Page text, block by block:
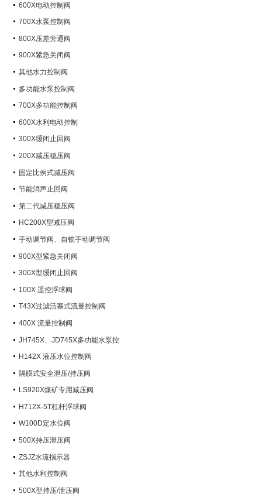
600X电动控制阀
700X水泵控制阀
800X压差旁通阀
900X紧急关闭阀
其他水力控制阀
多功能水泵控制阀
700X多功能控制阀
600X水利电动控制
300X缓闭止回阀
200X减压稳压阀
固定比例式减压阀
节能消声止回阀
第二代减压稳压阀
HC200X型减压阀
手动调节阀、自锁手动调节阀
900X型紧急关闭阀
300X型缓闭止回阀
100X 遥控浮球阀
T43X过滤活塞式流量控制阀
400X 流量控制阀
JH745X、JD745X多功能水泵控
制阀H142X 液压水位控制阀
隔膜式安全泄压/持压阀
LS920X煤矿专用减压阀
H712X-5T杠杆浮球阀
W100D定水位阀
500X持压泄压阀
ZSJZ水流指示器
其他水利控制阀
500X型持压/泄压阀